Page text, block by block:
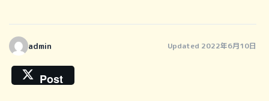
admin Updated 2022年6月10日
Post